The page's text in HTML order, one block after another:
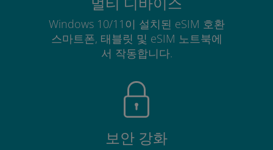
Windows 10/11이 설치된 eSIM 호환
스마트폰, 태블릿 및 eSIM 노트북에
서 작동합니다.
보안 강화